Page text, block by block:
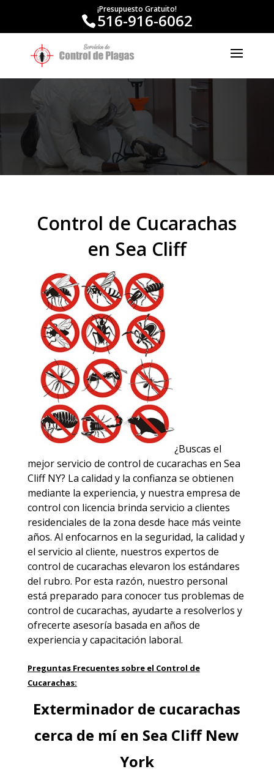
¡Presupuesto Gratuito!
516-916-6062
Control de Cucarachas
en Sea Cliff
¿Buscas el
mejor servicio de control de cucarachas en Sea
Cliff NY? La calidad y la confianza se obtienen
mediante la experiencia, y nuestra empresa de
control con licencia brinda servicio a clientes
residenciales de la zona desde hace más veinte
años. Al enfocarnos en la seguridad, la calidad y
el servicio al cliente, nuestros expertos de
control de cucarachas elevaron los estándares
del rubro. Por esta razón, nuestro personal
está preparado para conocer tus problemas de
control de cucarachas, ayudarte a resolverlos y
ofrecerte asesoría basada en años de
experiencia y capacitación laboral.
Preguntas Frecuentes sobre el Control de
Cucarachas:
Exterminador de cucarachas
cerca de mí en Sea Cliff New
York